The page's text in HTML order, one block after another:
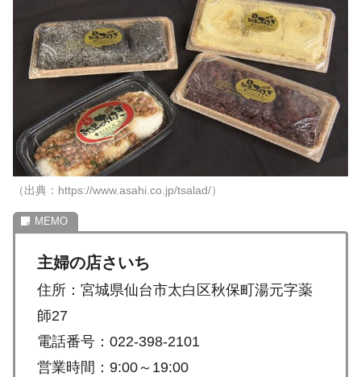
（出典：https://www.asahi.co.jp/tsalad/）
主婦の店さいち
住所：宮城県仙台市太白区秋保町湯元字薬
師27
電話番号：022-398-2101
営業時間：9:00～19:00